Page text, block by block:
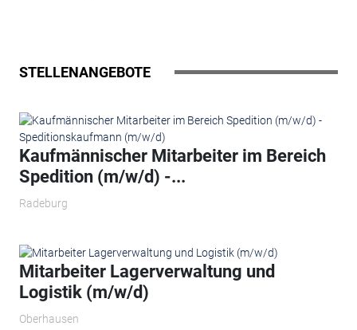
STELLENANGEBOTE
Kaufmännischer Mitarbeiter im Bereich
Spedition (m/w/d) -...
Radeburg
Mitarbeiter Lagerverwaltung und
Logistik (m/w/d)
Oberhausen